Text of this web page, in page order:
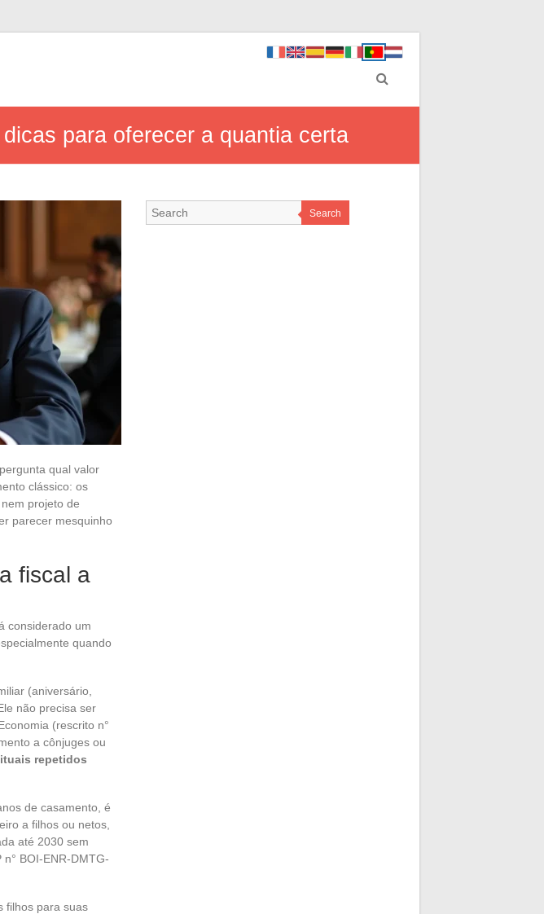
para oferecer a quantia certa
qual valor
clássico: os
projeto de
parecer mesquinho
fiscal a
considerado um
quando
(aniversário,
não precisa ser
(rescrito n°
a cônjuges ou
repetidos
de casamento, é
a filhos ou netos,
até 2030 sem
BOI-ENR-DMTG-
filhos para suas
Search